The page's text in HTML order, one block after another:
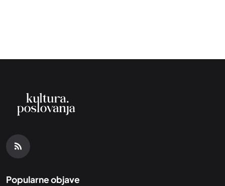
Popularne objave